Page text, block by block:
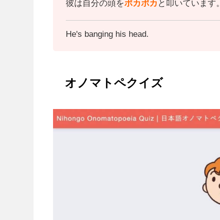
彼は自分の頭をポカポカ と叩いています
He's banging his head.
オノマトペクイズ